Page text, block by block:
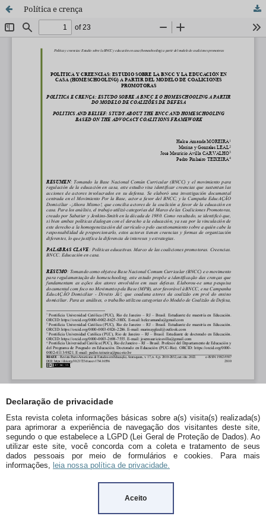
Declaração de privacidade
Esta revista coleta informações básicas sobre a(s) visita(s) realizada(s)
para aprimorar a experiência de navegação dos visitantes deste site,
segundo o que estabelece a LGPD (Lei Geral de Proteção de Dados). Ao
utilizar este site, você concorda com a coleta e tratamento de seus
dados pessoais por meio de formulários e cookies. Para mais
informações, leia nossa política de privacidade.
Aceito
Política e crença